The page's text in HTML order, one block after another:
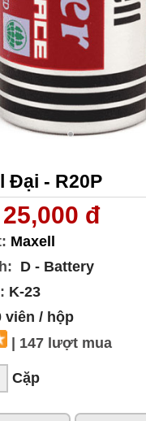
Đại - R20P
25,000 đ
Maxell
D - Battery
K-23
viên / hộp
| 147 lượt mua
Cặp